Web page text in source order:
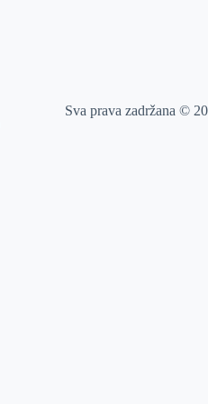
Sva prava zadržana ©